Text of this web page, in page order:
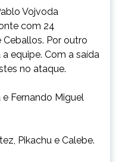
Vojvoda
com 24
Por outro
equipe. Com a saída
no ataque.
Fernando Miguel
Pikachu e Calebe.